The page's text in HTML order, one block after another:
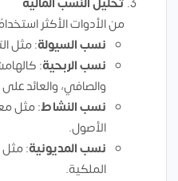
من الأدوات الأكثر
نسب السيولة: مثل
نسب الربحية:
والصافي، والعائد
نسب النشاط: مثل
الأصول.
نسب المديونية:
الملكية.